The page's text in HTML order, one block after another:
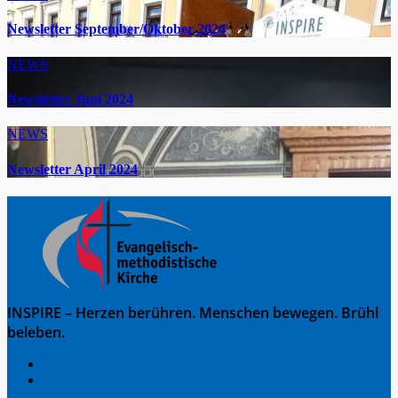
Newsletter September/Oktober 2024
NEWS
Newsletter Juni 2024
NEWS
Newsletter April 2024
INSPIRE – Herzen berühren. Menschen bewegen. Brühl
beleben.